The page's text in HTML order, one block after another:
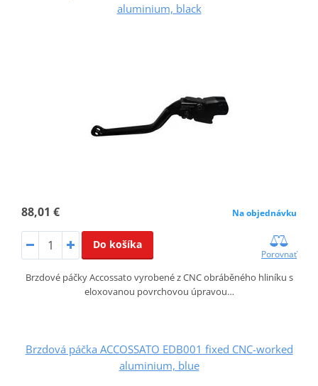
aluminium, black
88,01 € Na objednávku
Do košíka
Porovnať
Brzdové páčky Accossato vyrobené z CNC obráběného hliníku s
eloxovanou povrchovou úpravou…
Brzdová páčka ACCOSSATO EDB001 fixed CNC-worked
aluminium, blue